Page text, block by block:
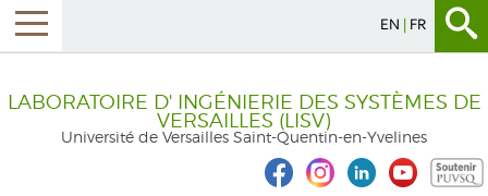
EN FR
LABORATOIRE D' INGÉNIERIE DES SYSTÈMES DE
VERSAILLES (LISV)
Université de Versailles Saint-Quentin-en-Yvelines